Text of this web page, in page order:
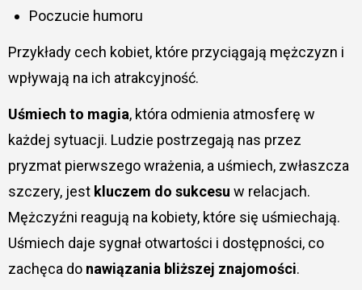
Poczucie humoru
Przykłady cech kobiet, które przyciągają mężczyzn i
wpływają na ich atrakcyjność.
Uśmiech to magia, która odmienia atmosferę w
każdej sytuacji. Ludzie postrzegają nas przez
pryzmat pierwszego wrażenia, a uśmiech, zwłaszcza
szczery, jest kluczem do sukcesu w relacjach.
Mężczyźni reagują na kobiety, które się uśmiechają.
Uśmiech daje sygnał otwartości i dostępności, co
zachęca do nawiązania bliższej znajomości.